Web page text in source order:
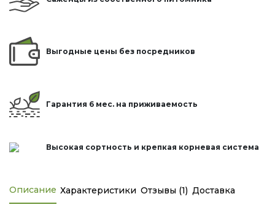
Выгодные цены без посредников
Гарантия 6 мес. на приживаемость
Высокая сортность и крепкая корневая система
Описание Характеристики Отзывы (1) Доставка